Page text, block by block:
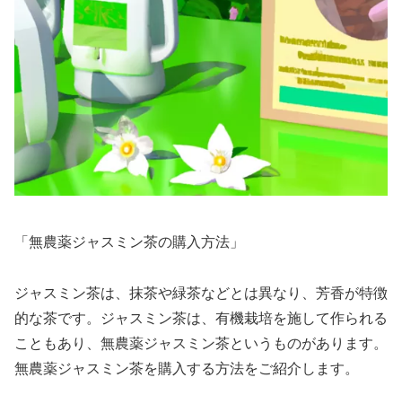
「無農薬ジャスミン茶の購入方法」
ジャスミン茶は、抹茶や緑茶などとは異なり、芳香が特徴
的な茶です。ジャスミン茶は、有機栽培を施して作られる
こともあり、無農薬ジャスミン茶というものがあります。
無農薬ジャスミン茶を購入する方法をご紹介します。